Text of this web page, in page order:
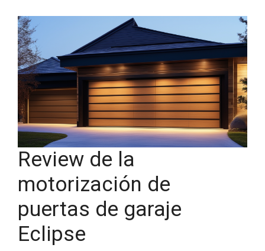
Review de la
motorización de
puertas de garaje
Eclipse